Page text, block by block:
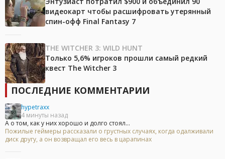
видеокарт чтобы расшифровать утерянный
спин-офф Final Fantasy 7
THE WITCHER 3: WILD HUNT
Только 5,6% игроков прошли самый редкий
квест The Witcher 3
ПОСЛЕДНИЕ КОММЕНТАРИИ
hypetraxx
4 минуты назад
А о том, как у них хорошо и долго стоял...
Пожилые геймеры рассказали о грустных случаях, когда одалживали
диск другу, а он возвращал его весь в царапинах